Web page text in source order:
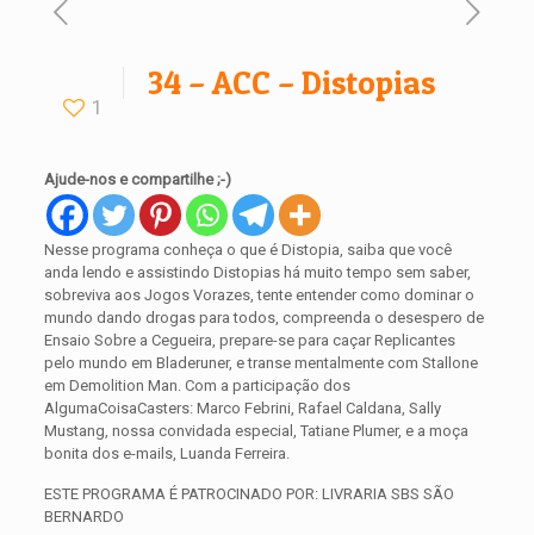
1
34 – ACC – Distopias
Ajude-nos e compartilhe ;-)
Nesse programa conheça o que é Distopia, saiba que você
anda lendo e assistindo Distopias há muito tempo sem saber,
sobreviva aos Jogos Vorazes, tente entender como dominar o
mundo dando drogas para todos, compreenda o desespero de
Ensaio Sobre a Cegueira, prepare-se para caçar Replicantes
pelo mundo em Bladeruner, e transe mentalmente com Stallone
em Demolition Man. Com a participação dos
AlgumaCoisaCasters: Marco Febrini, Rafael Caldana, Sally
Mustang, nossa convidada especial, Tatiane Plumer, e a moça
bonita dos e-mails, Luanda Ferreira.
ESTE PROGRAMA É PATROCINADO POR: LIVRARIA SBS SÃO
BERNARDO